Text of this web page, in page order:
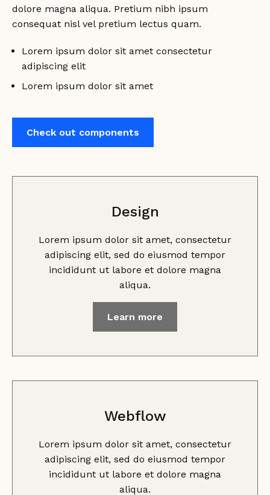
dolore magna aliqua. Pretium nibh ipsum
consequat nisl vel pretium lectus quam.
Lorem ipsum dolor sit amet consectetur
adipiscing elit
Lorem ipsum dolor sit amet
Check out components
Design
Lorem ipsum dolor sit amet, consectetur
adipiscing elit, sed do eiusmod tempor
incididunt ut labore et dolore magna
aliqua.
Learn more
Webflow
Lorem ipsum dolor sit amet, consectetur
adipiscing elit, sed do eiusmod tempor
incididunt ut labore et dolore magna
aliqua.